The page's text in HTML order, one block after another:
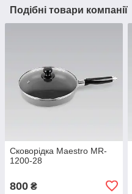
Подібні товари компанії
Сковорідка Maestro MR-
1200-28
800 ₴